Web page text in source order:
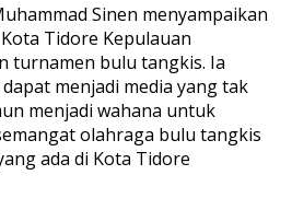
Sinen menyampaikan
Tidore Kepulauan
turnamen bulu tangkis. Ia
menjadi media yang tak
menjadi wahana untuk
olahraga bulu tangkis
ada di Kota Tidore